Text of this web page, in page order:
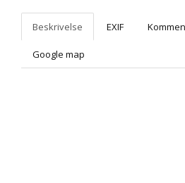
Beskrivelse EXIF
Google map